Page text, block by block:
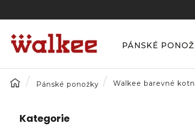
obsah
PÁNSKÉ
DomůPánské ponožky Walkee barevné
Přeskočit
kategorie
Kategorie
o
do
obchodu
do
obchodu
C
o
p
o